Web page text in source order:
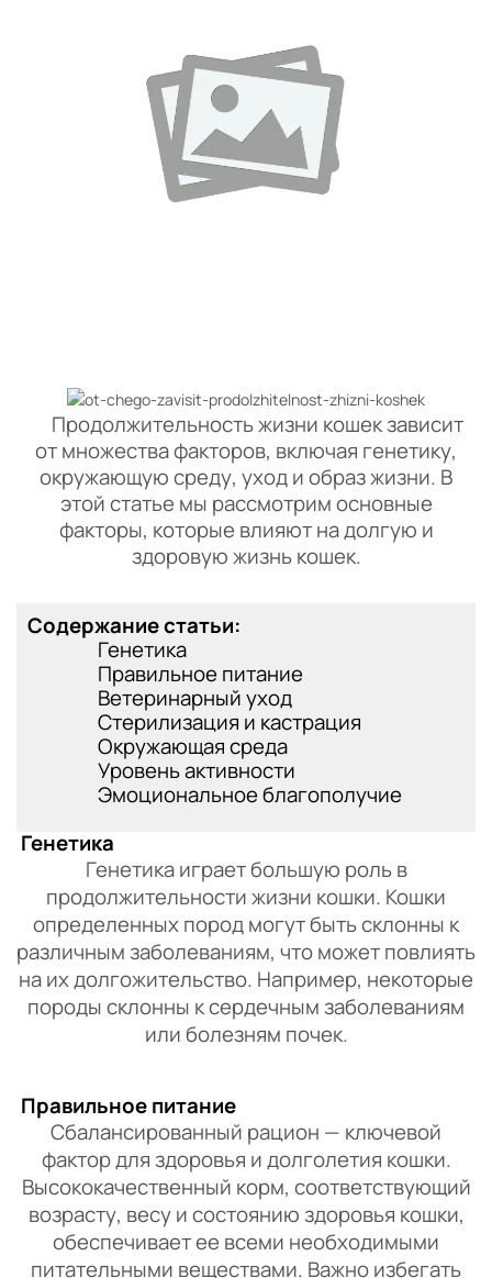
Продолжительность жизни кошек зависит
от множества факторов, включая генетику,
окружающую среду, уход и образ жизни. В
этой статье мы рассмотрим основные
факторы, которые влияют на долгую и
здоровую жизнь кошек.
Содержание статьи:
Генетика
Правильное питание
Ветеринарный уход
Стерилизация и кастрация
Окружающая среда
Уровень активности
Эмоциональное благополучие
Генетика
Генетика играет большую роль в
продолжительности жизни кошки. Кошки
определенных пород могут быть склонны к
различным заболеваниям, что может повлиять
на их долгожительство. Например, некоторые
породы склонны к сердечным заболеваниям
или болезням почек.
Правильное питание
Сбалансированный рацион — ключевой
фактор для здоровья и долголетия кошки.
Высококачественный корм, соответствующий
возрасту, весу и состоянию здоровья кошки,
обеспечивает ее всеми необходимыми
питательными веществами. Важно избегать